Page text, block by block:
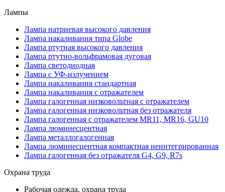
Лампы
Лампа натриевая высокого давления
Лампа накаливания типа Globe
Лампа ртутная высокого давления
Лампа ртутно-вольфрамовая дуговая
Лампа светодиодная
Лампа с УФ-излучением
Лампа накаливания стандартная
Лампа накаливания с отражателем
Лампа галогенная низковольтная с отражателем
Лампа галогенная низковольтная без отражателя
Лампа галогенная с отражателем MR11, MR16, GU10
Лампа люминесцентная
Лампа металлогалогенная
Лампа люминесцентная компактная неинтегрированная
Лампа галогенная без отражателя G4, G9, R7s
Охрана труда
Рабочая одежда, охрана труда